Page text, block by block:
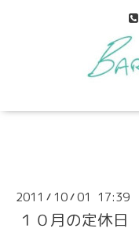
2011 / 10/01 17:39
１０月の定休日